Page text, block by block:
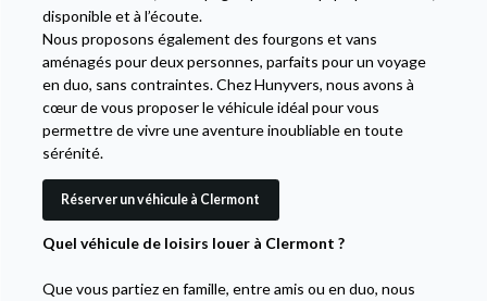
disponible et à l’écoute.
Nous proposons également des fourgons et vans
aménagés pour deux personnes, parfaits pour un voyage
en duo, sans contraintes. Chez Hunyvers, nous avons à
cœur de vous proposer le véhicule idéal pour vous
permettre de vivre une aventure inoubliable en toute
sérénité.
Réserver un véhicule à Clermont
Quel véhicule de loisirs louer à Clermont ?
Que vous partiez en famille, entre amis ou en duo, nous